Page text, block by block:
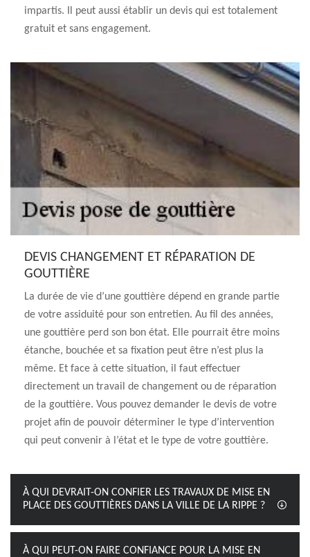
impartis. Il peut aussi établir un devis qui est totalement
gratuit et sans engagement.
DEVIS CHANGEMENT ET RÉPARATION DE
GOUTTIÈRE
La durée de vie d’une gouttière dépend en grande partie
de votre assiduité pour son entretien. Au fil des années,
une gouttière perd son bon état. Elle pourrait être moins
étanche, bouchée et sa fixation peut être n’est plus la
même. Et face à cette situation, il faut effectuer
directement un travail de changement ou de réparation
de la gouttière. Vous pouvez demander le devis de votre
projet afin de pouvoir déterminer le type d’intervention
qui peut convenir à l’état et le type de votre gouttière.
À QUI DEVRAIT-ON CONFIER LES TRAVAUX DE MISE EN
PLACE DES GOUTTIÈRES DANS LA VILLE DE LA RIPPE ?
À QUI PEUT-ON FAIRE CONFIANCE POUR LA MISE EN